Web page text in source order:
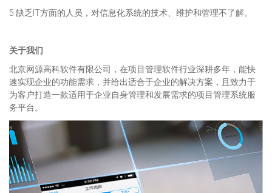
5.缺乏IT方面的人员，对信息化系统的技术、维护和管理不了解。
关于我们
北京网源高科软件有限公司，在项目管理软件行业深耕多年，能快
速实现企业的功能需求，并给出适合于企业的解决方案，且致力于
为客户打造一款适用于企业自身管理和发展需求的项目管理系统服
务平台。